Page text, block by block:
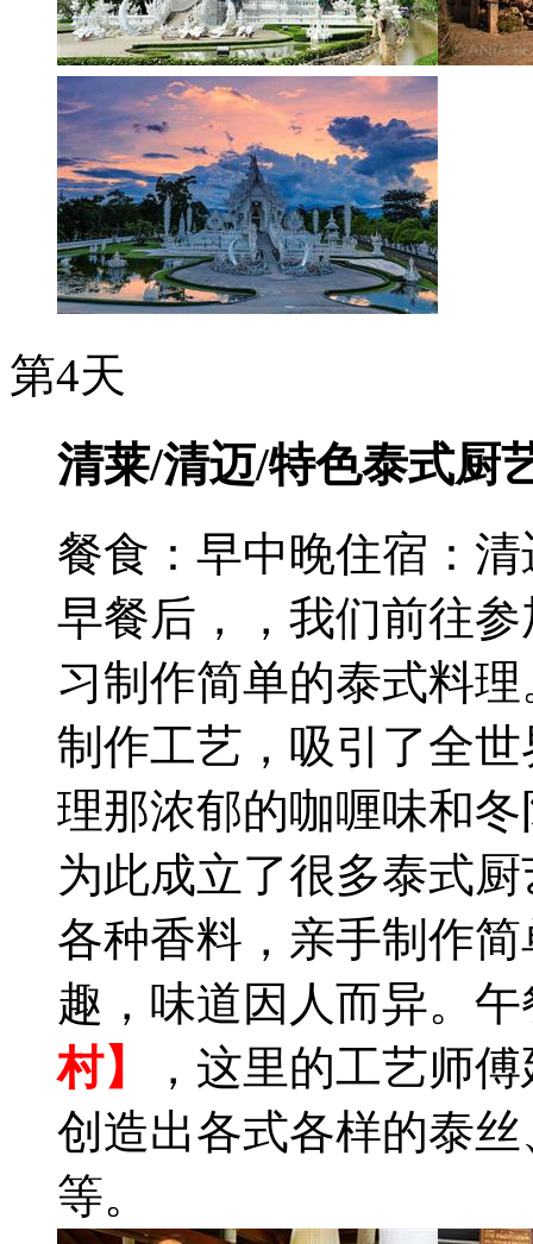
第4天
清莱/清迈/特色泰式厨
餐食：早中晚住宿：
早餐后，，我们前往参
习制作简单的泰式料
制作工艺，吸引了全
理那浓郁的咖喱味和
为此成立了很多泰式
各种香料，亲手制作
趣，味道因人而异。
村】
，这里的工艺师
创造出各式各样的泰
等。